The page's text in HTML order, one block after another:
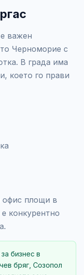
важен
Черноморие с
В града има
което го прави
офис площи в
конкурентно
бизнес в
бряг, Созопол